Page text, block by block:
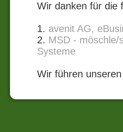
Wir danken für die
1. avenit AG,
2. MSD - möschle/
Systeme
Wir führen